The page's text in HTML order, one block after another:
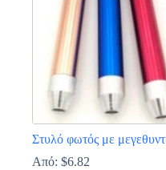
Στυλό φωτός με
Από: $6.82